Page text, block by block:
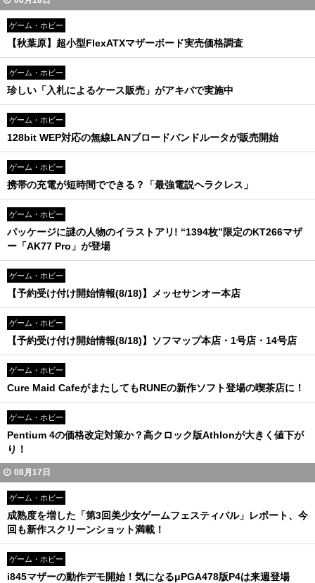
ゲーム・ホビー
【秋葉原】超小型FlexATXマザーボード実売価格調査
ゲーム・ホビー
珍しい「入札によるケース販売」がアキバで実施中
ゲーム・ホビー
128bit WEP対応の無線LANブロードバンドルータが販売開始
ゲーム・ホビー
携帯の充電が短時間でできる？「最強電説ヘラクレス」
ゲーム・ホビー
パッケージに謎の人物のイラストアリ! “1394枚”限定のKT266マザ
ー「AK77 Pro」が登場
ゲーム・ホビー
【予約受け付け開始情報(8/18)】メッセサンオー本店
ゲーム・ホビー
【予約受け付け開始情報(8/18)】ソフマップ本店・1号店・14号店
ゲーム・ホビー
Cure Maid CafeがまたしてもRUNEの新作ソフト登場の喫茶店に！
ゲーム・ホビー
Pentium 4の価格改定対策か？高クロック版Athlonが大きく値下が
り！
08月17日
ゲーム・ホビー
成熟度を増した「第3回美少女ゲームフェスティバル」レポート、今
回も新作スクリーンショット満載！
ゲーム・ホビー
i845マザーの動作デモ開始！気になるμPGA478版P4は来週登場